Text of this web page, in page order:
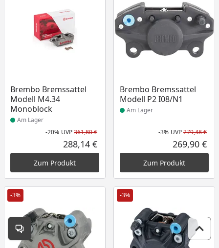
Brembo Bremssattel
Modell M4.34
Monoblock
Produkt am Lager
Am Lager
Rabatt in Prozent
-20%
Ursprünglicher Preis
UVP361,80 €
Aktueller Preis
288,14 €
Zum Produkt
Brembo Bremssattel
Modell P2 I08/N1
Produkt am Lager
Am Lager
-3% UVP279,48 €
269,90 €
Zum Produkt
-3% -3%
Kontakt öffnen